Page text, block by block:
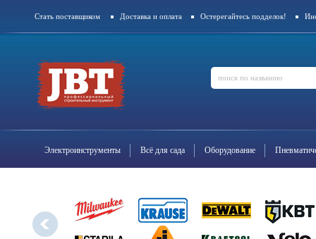
Стать поставщиком Доставка и оплата Остерегайтесь подделок!
Электроинструменты Всё для сада Оборудование